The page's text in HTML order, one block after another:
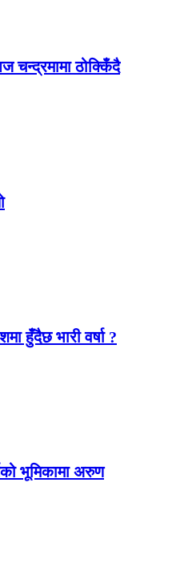
ठोक्किँदै
हुँदैछ भारी वर्षा ?
भूमिकामा अरुण